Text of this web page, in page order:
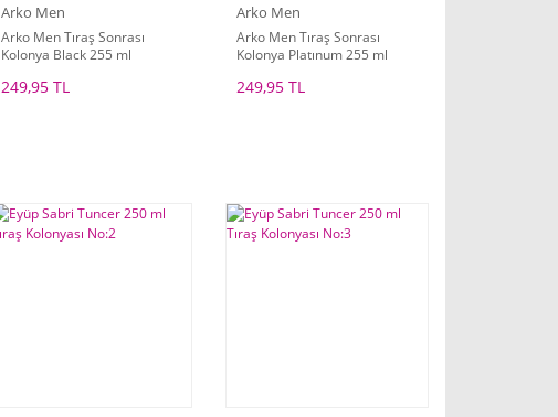
Arko Men
Arko Men Tıraş Sonrası
Kolonya Black 255 ml
249,95 TL
Arko Men
Arko Men Tıraş Sonrası
Kolonya Platınum 255 ml
249,95 TL